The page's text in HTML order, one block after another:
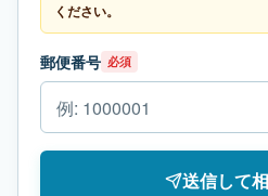
ください。
郵便番号 必須
送信して